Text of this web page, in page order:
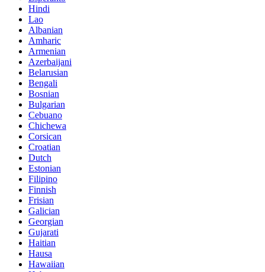
Hindi
Lao
Albanian
Amharic
Armenian
Azerbaijani
Belarusian
Bengali
Bosnian
Bulgarian
Cebuano
Chichewa
Corsican
Croatian
Dutch
Estonian
Filipino
Finnish
Frisian
Galician
Georgian
Gujarati
Haitian
Hausa
Hawaiian